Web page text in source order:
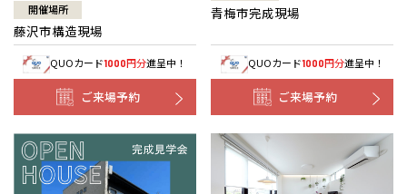
開催場所
藤沢市構造現場
QUOカード1000円分進呈中！
ご来場予約
青梅市完成現場
QUOカード1000円分進呈中！
ご来場予約